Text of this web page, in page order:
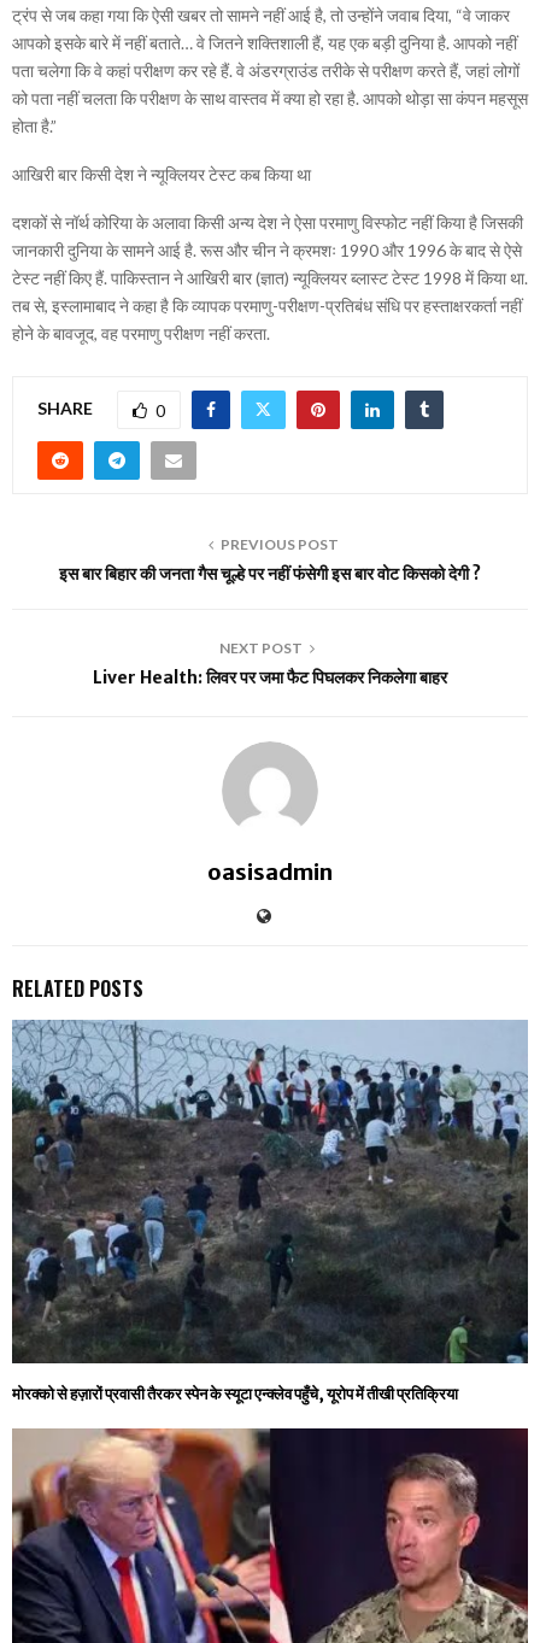
ट्रंप से जब कहा गया कि ऐसी खबर तो सामने नहीं आई है, तो उन्होंने जवाब दिया, “वे जाकर
आपको इसके बारे में नहीं बताते… वे जितने शक्तिशाली हैं, यह एक बड़ी दुनिया है. आपको नहीं
पता चलेगा कि वे कहां परीक्षण कर रहे हैं. वे अंडरग्राउंड तरीके से परीक्षण करते हैं, जहां लोगों
को पता नहीं चलता कि परीक्षण के साथ वास्तव में क्या हो रहा है. आपको थोड़ा सा कंपन महसूस
होता है.”
आखिरी बार किसी देश ने न्यूक्लियर टेस्ट कब किया था
दशकों से नॉर्थ कोरिया के अलावा किसी अन्य देश ने ऐसा परमाणु विस्फोट नहीं किया है जिसकी
जानकारी दुनिया के सामने आई है. रूस और चीन ने क्रमशः 1990 और 1996 के बाद से ऐसे
टेस्ट नहीं किए हैं. पाकिस्तान ने आखिरी बार (ज्ञात) न्यूक्लियर ब्लास्ट टेस्ट 1998 में किया था.
तब से, इस्लामाबाद ने कहा है कि व्यापक परमाणु-परीक्षण-प्रतिबंध संधि पर हस्ताक्षरकर्ता नहीं
होने के बावजूद, वह परमाणु परीक्षण नहीं करता.
SHARE 0
PREVIOUS POST
इस बार बिहार की जनता गैस चूल्हे पर नहीं फंसेगी इस बार वोट किसको देगी ?
NEXT POST
Liver Health: लिवर पर जमा फैट पिघलकर निकलेगा बाहर
oasisadmin
RELATED POSTS
मोरक्को से हज़ारों प्रवासी तैरकर स्पेन के स्यूटा एन्क्लेव पहुँचे, यूरोप में तीखी प्रतिक्रिया